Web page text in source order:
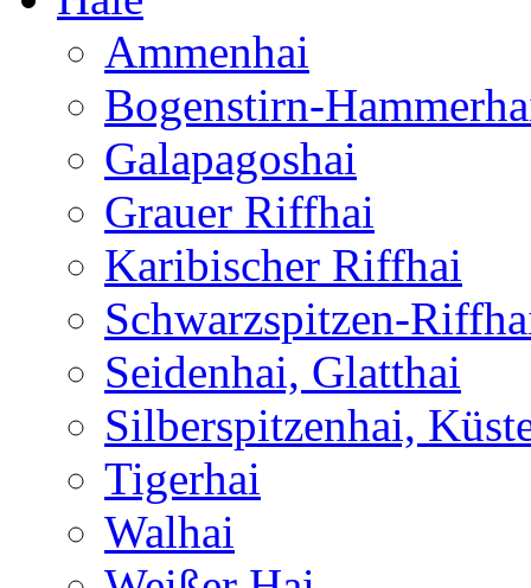
Ammenhai
Bogenstirn-
Galapagoshai
Grauer Riffhai
Karibischer Riffhai
Schwarzspitzen-
Seidenhai, Glatthai
Silberspitzenhai,
Tigerhai
Walhai